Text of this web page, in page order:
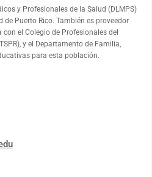
y Profesionales de la Salud (DLMPS)
Puerto Rico. También es proveedor
el Colegio de Profesionales del
y el Departamento de Familia,
para esta población.